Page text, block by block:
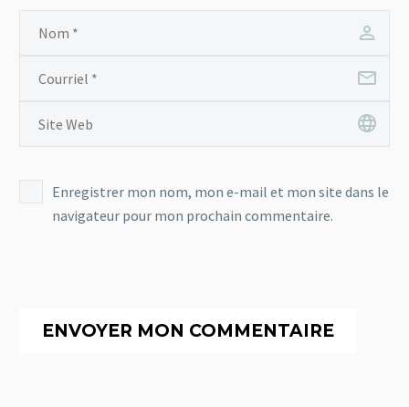
Enregistrer mon nom, mon e-mail et mon site dans le
navigateur pour mon prochain commentaire.
ENVOYER MON COMMENTAIRE